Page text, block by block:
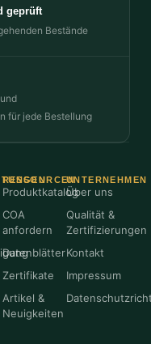
geprüft
Bestände
für jede Bestellung
RESSOURCEN
Produktkatalog
COA
anfordern
Datenblätter
Zertifikate
Artikel &
Neuigkeiten
UNTERNEHMEN
Über uns
Qualität &
Zertifizierungen
Kontakt
Impressum